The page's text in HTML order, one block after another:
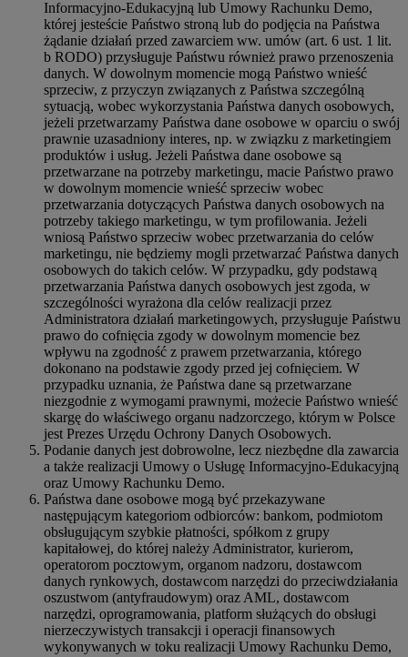
Informacyjno-Edukacyjną lub Umowy Rachunku Demo,
której jesteście Państwo stroną lub do podjęcia na Państwa
żądanie działań przed zawarciem ww. umów (art. 6 ust. 1 lit.
b RODO) przysługuje Państwu również prawo przenoszenia
danych. W dowolnym momencie mogą Państwo wnieść
sprzeciw, z przyczyn związanych z Państwa szczególną
sytuacją, wobec wykorzystania Państwa danych osobowych,
jeżeli przetwarzamy Państwa dane osobowe w oparciu o swój
prawnie uzasadniony interes, np. w związku z marketingiem
produktów i usług. Jeżeli Państwa dane osobowe są
przetwarzane na potrzeby marketingu, macie Państwo prawo
w dowolnym momencie wnieść sprzeciw wobec
przetwarzania dotyczących Państwa danych osobowych na
potrzeby takiego marketingu, w tym profilowania. Jeżeli
wniosą Państwo sprzeciw wobec przetwarzania do celów
marketingu, nie będziemy mogli przetwarzać Państwa danych
osobowych do takich celów. W przypadku, gdy podstawą
przetwarzania Państwa danych osobowych jest zgoda, w
szczególności wyrażona dla celów realizacji przez
Administratora działań marketingowych, przysługuje Państwu
prawo do cofnięcia zgody w dowolnym momencie bez
wpływu na zgodność z prawem przetwarzania, którego
dokonano na podstawie zgody przed jej cofnięciem. W
przypadku uznania, że Państwa dane są przetwarzane
niezgodnie z wymogami prawnymi, możecie Państwo wnieść
skargę do właściwego organu nadzorczego, którym w Polsce
jest Prezes Urzędu Ochrony Danych Osobowych.
Podanie danych jest dobrowolne, lecz niezbędne dla zawarcia
a także realizacji Umowy o Usługę Informacyjno-Edukacyjną
oraz Umowy Rachunku Demo.
Państwa dane osobowe mogą być przekazywane
następującym kategoriom odbiorców: bankom, podmiotom
obsługującym szybkie płatności, spółkom z grupy
kapitałowej, do której należy Administrator, kurierom,
operatorom pocztowym, organom nadzoru, dostawcom
danych rynkowych, dostawcom narzędzi do przeciwdziałania
oszustwom (antyfraudowym) oraz AML, dostawcom
narzędzi, oprogramowania, platform służących do obsługi
nierzeczywistych transakcji i operacji finansowych
wykonywanych w toku realizacji Umowy Rachunku Demo,